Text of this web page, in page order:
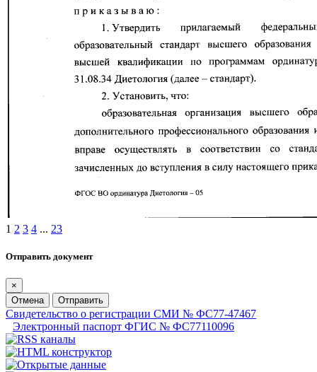
1 2 3 4 ... 23
Отправить документ
×
Отмена
Отправить
Свидетельство о регистрации СМИ № ФС77-47467
Электронный паспорт ФГИС № ФС77110096